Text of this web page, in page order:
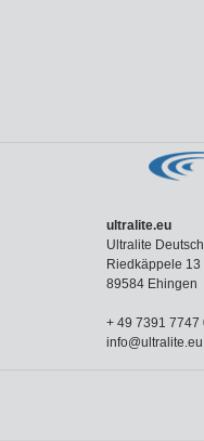
ultralite.eu
Ultralite
Riedkäppele 13
89584 Ehingen
+ 49 7391 7747
info@ultralite.eu